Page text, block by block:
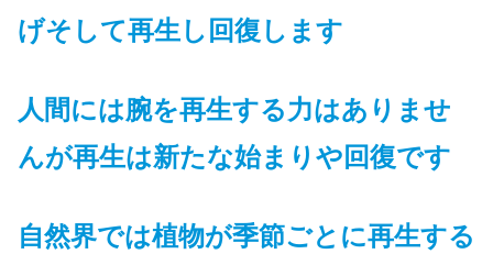
げそして再生し回復します
人間には腕を再生する力はありませ
んが再生は新たな始まりや回復です
自然界では植物が季節ごとに再生する